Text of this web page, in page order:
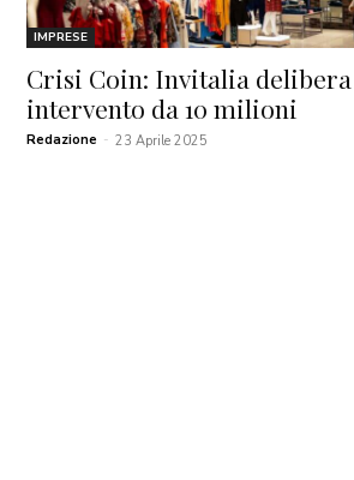
IMPRESE
Crisi Coin: Invitalia delibera
intervento da 10 milioni
Redazione - 23 Aprile 2025